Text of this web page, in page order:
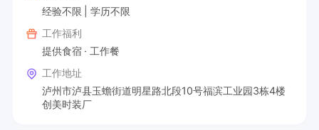
经验不限
学历不限
工作福利
提供食宿
工作餐
工作地址
泸州市泸县玉蟾街道明星路北段10号福滨工业园3栋4楼
创美时装厂